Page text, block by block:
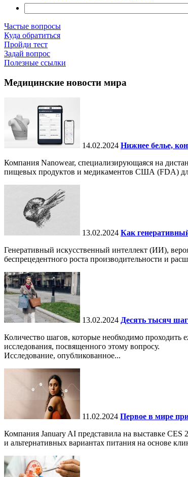
Частые вопросы
Куда обратиться
Пройди тест
Задай вопрос
Полезные ссылки
Медицинские новости мира
14.02.2024 Нижнее белье,
Компания Nanowear, специализирующаяся на
пищевых продуктов и медикаментов США (FDA)
13.02.2024 Как
Генеративный искусственный интеллект (ИИ),
беспрецедентного роста производительности и
13.02.2024 Десять тысяч
Количество шагов, которые необходимо проходить
исследования, посвященного этому вопросу.
Исследование, опубликованное...
11.02.2024 Первое в мире
Компания January AI представила на выставке
и альтернативных вариантах питания на основе